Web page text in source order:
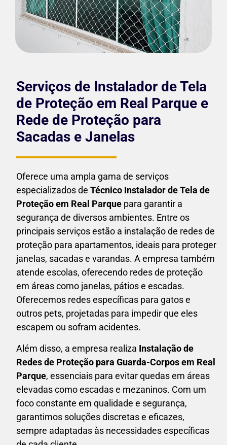
Serviços de Instalador de Tela
de Proteção em Real Parque e
Rede de Proteção para
Sacadas e Janelas
Oferece uma ampla gama de serviços
especializados de Técnico Instalador de Tela de
Proteção em Real Parque para garantir a
segurança de diversos ambientes. Entre os
principais serviços estão a instalação de redes de
proteção para apartamentos, ideais para proteger
janelas, sacadas e varandas. A empresa também
atende escolas, oferecendo redes de proteção
em áreas como janelas, pátios e escadas.
Oferecemos redes específicas para gatos e
outros pets, projetadas para impedir que eles
escapem ou sofram acidentes.
Além disso, a empresa realiza Instalação de
Redes de Proteção para Guarda-Corpos em Real
Parque, essenciais para evitar quedas em áreas
elevadas como escadas e mezaninos. Com um
foco constante em qualidade e segurança,
garantimos soluções discretas e eficazes,
sempre adaptadas às necessidades específicas